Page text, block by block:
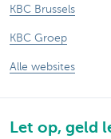
KBC Brussels
KBC Groep
Alle websites
Let op, geld